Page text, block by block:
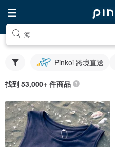
海
Pinkoi 跨境直送
找到 53,000+ 件商品